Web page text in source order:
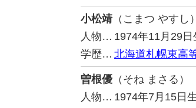
小松靖 （こまつ やすし）
人物… 1974年11月29日
学歴… 北海道札幌東高
曽根優 （そね まさる）
人物… 1974年7月15日